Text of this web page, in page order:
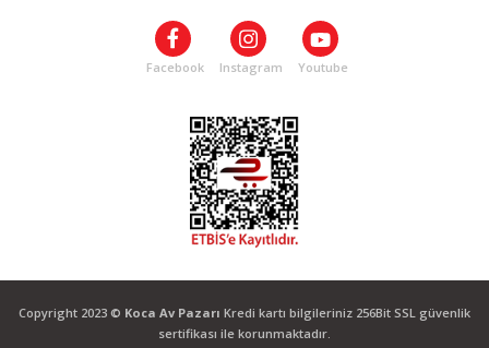
Facebook Instagram Youtube
Copyright 2023 © Koca Av Pazarı Kredi kartı bilgileriniz 256Bit SSL güvenlik
sertifikası ile korunmaktadır.